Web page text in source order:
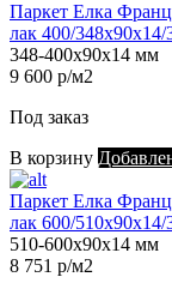
Паркет Елка
лак 400/348х90х14/
348-400х90х14 мм
9 600 р/м2
Под заказ
В корзину
Паркет Елка
лак 600/510х90х14/
510-600х90х14 мм
8 751 р/м2